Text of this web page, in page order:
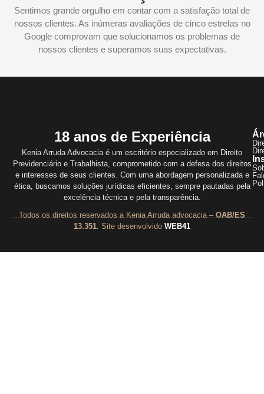
Sentimos grande orgulho em contar com a satisfação total de
nossos clientes. As inúmeras avaliações de cinco estrelas no
Google comprovam que solucionamos os problemas de
nossos clientes e superamos suas expectativas.
18 anos de Experiência
Kenia Arruda Advocacia é um escritório especializado em Direito
Previdenciário e Trabalhista, comprometido com a defesa dos direitos
e interesses de seus clientes. Com uma abordagem personalizada e
ética, buscamos soluções jurídicas eficientes, sempre pautadas pela
excelência técnica e pela transparência.
Todos os direitos reservados a Kenia Arruda advocacia – OAB/ES
13.351 . Site desenvolvido WEB41